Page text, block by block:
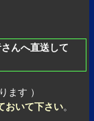
ます ）
おいて下さい。